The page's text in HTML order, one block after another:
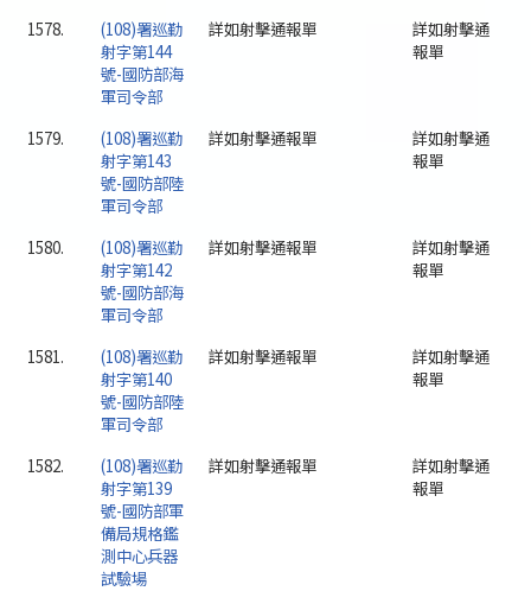
1578.
(108)署巡勤
射字第144
號-國防部海
軍司令部
詳如射擊通報單
詳如射擊通
報單
1579.
(108)署巡勤
射字第143
號-國防部陸
軍司令部
詳如射擊通報單
詳如射擊通
報單
1580.
(108)署巡勤
射字第142
號-國防部海
軍司令部
詳如射擊通報單
詳如射擊通
報單
1581.
(108)署巡勤
射字第140
號-國防部陸
軍司令部
詳如射擊通報單
詳如射擊通
報單
1582.
(108)署巡勤
射字第139
號-國防部軍
備局規格鑑
測中心兵器
試驗場
詳如射擊通報單
詳如射擊通
報單